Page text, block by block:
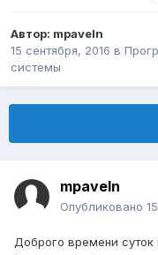
Автор: mpaveln
15 сентября, 2016 в
системы
mpaveln
Опубликовано
Доброго времени суток